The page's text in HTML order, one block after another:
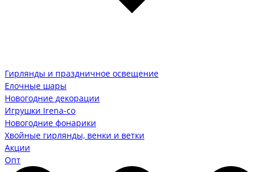
Гирлянды и праздничное освещение
Елочные шары
Новогодние декорации
Игрушки Irena-co
Новогодние фонарики
Хвойные гирлянды, венки и ветки
Акции
Опт